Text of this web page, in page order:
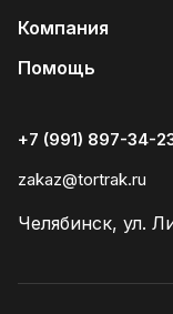
Компания
Помощь
+7 (991) 897-34-
zakaz@tortrak.ru
Челябинск, ул.